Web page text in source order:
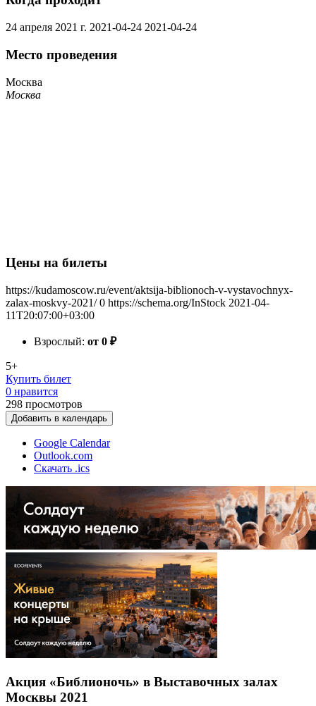
24 апреля 2021 г. 2021-04-24 2021-04-24
Место проведения
Москва
Москва
Цены на билеты
https://kudamoscow.ru/event/aktsija-biblionoch-v-vystavochnyx-
zalax-moskvy-2021/ 0 https://schema.org/InStock 2021-04-
11T20:07:00+03:00
Взрослый: от 0 ₽
5+
Купить билет
0 нравится
298 просмотров
Добавить в календарь
Google Calendar
Outlook.com
Скачать .ics
Акция «Библионочь» в Выставочных залах
Москвы 2021